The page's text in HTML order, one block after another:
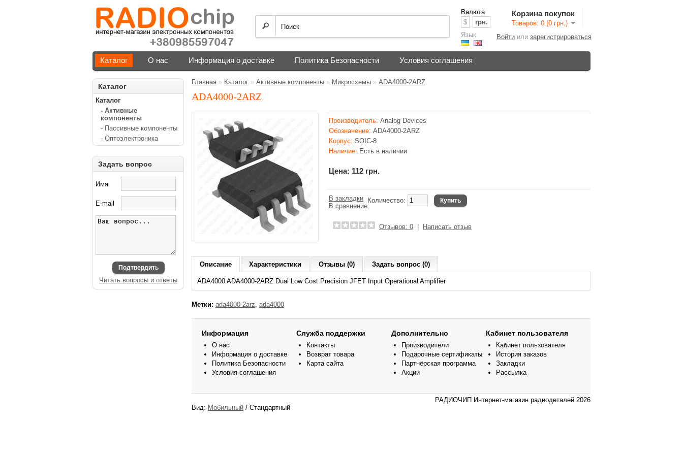
Язык
Валюта
$
грн.
Корзина покупок
Товаров: 0 (0 грн.)
Войти или зарегистрироваться
Каталог О нас Информация о доставке Политика Безопасности Условия соглашения
Каталог
Каталог
- Активные
компоненты
- Пассивные компоненты
- Оптоэлектроника
Задать вопрос
Имя
E-mail
Подтвердить
Читать вопросы и ответы
Главная » Каталог » Активные компоненты » Микросхемы » ADA4000-2ARZ
ADA4000-2ARZ
Производитель: Analog Devices
Обозначение: ADA4000-2ARZ
Корпус: SOIC-8
Наличие: Есть в наличии
Цена: 112 грн.
Количество: Купить
В закладки
В сравнение
Отзывов: 0 Написать отзыв
Описание Характеристики Отзывы (0) Задать вопрос (0)
ADA4000 ADA4000-2ARZ Dual Low Cost Precision JFET Input Operational Amplifier
Метки: ada4000-2arz, ada4000
Информация
О нас
Информация о доставке
Политика Безопасности
Условия соглашения
Служба поддержки
Контакты
Возврат товара
Карта сайта
Дополнительно
Производители
Подарочные сертификаты
Партнёрская программа
Акции
Кабинет пользователя
Кабинет пользователя
История заказов
Закладки
Рассылка
РАДИОЧИП Интернет-магазин радиодеталей 2026
Вид: Мобильный / Стандартный